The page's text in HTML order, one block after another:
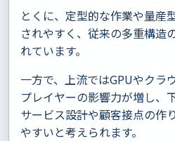
とくに、定型的な作業や量産
されやすく、従来の多重構造
れています。
一方で、上流ではGPUやクラ
プレイヤーの影響力が増し、
サービス設計や顧客接点の作
やすいと考えられます。